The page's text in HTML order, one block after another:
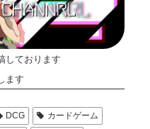
しております
ます
DCG
カードゲーム